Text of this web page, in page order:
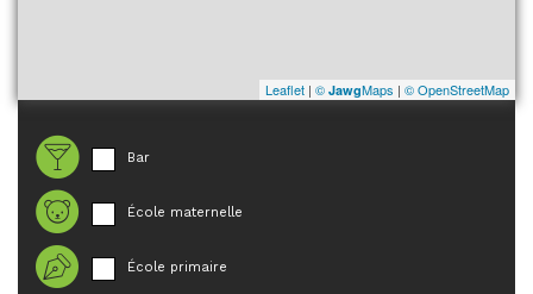
Leaflet | © JawgMaps | © OpenStreetMap
Bar
École maternelle
École primaire